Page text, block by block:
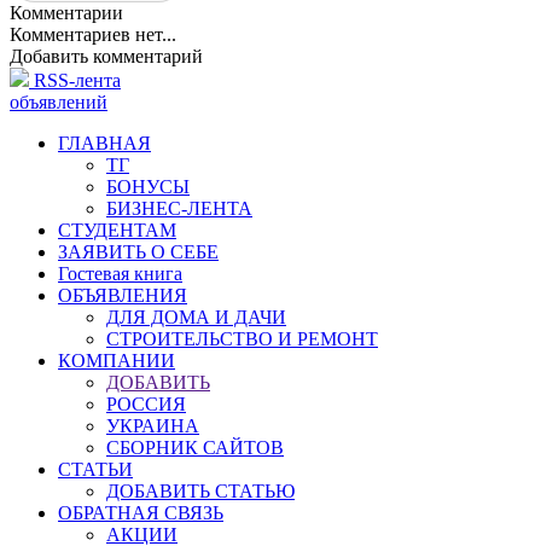
Комментарии
Комментариев нет...
Добавить комментарий
RSS-лента
объявлений
ГЛАВНАЯ
ТГ
БОНУСЫ
БИЗНЕС-ЛЕНТА
СТУДЕНТАМ
ЗАЯВИТЬ О СЕБЕ
Гостевая книга
ОБЪЯВЛЕНИЯ
ДЛЯ ДОМА И ДАЧИ
СТРОИТЕЛЬСТВО И РЕМОНТ
КОМПАНИИ
ДОБАВИТЬ
РОССИЯ
УКРАИНА
СБОРНИК САЙТОВ
СТАТЬИ
ДОБАВИТЬ СТАТЬЮ
ОБРАТНАЯ СВЯЗЬ
АКЦИИ